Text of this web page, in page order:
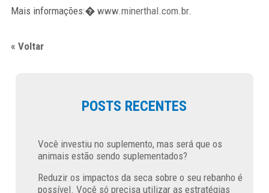
Mais informações:� www.minerthal.com.br.
« Voltar
POSTS RECENTES
Você investiu no suplemento, mas será que os
animais estão sendo suplementados?
Reduzir os impactos da seca sobre o seu rebanho é
possível. Você só precisa utilizar as estratégias